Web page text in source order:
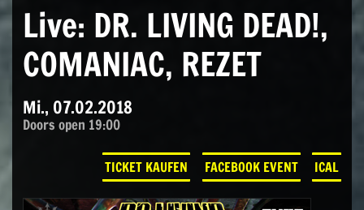
Live: DR. LIVING DEAD!,
COMANIAC, REZET
Mi., 07.02.2018
Doors open 19:00
TICKET KAUFEN FACEBOOK EVENT ICAL